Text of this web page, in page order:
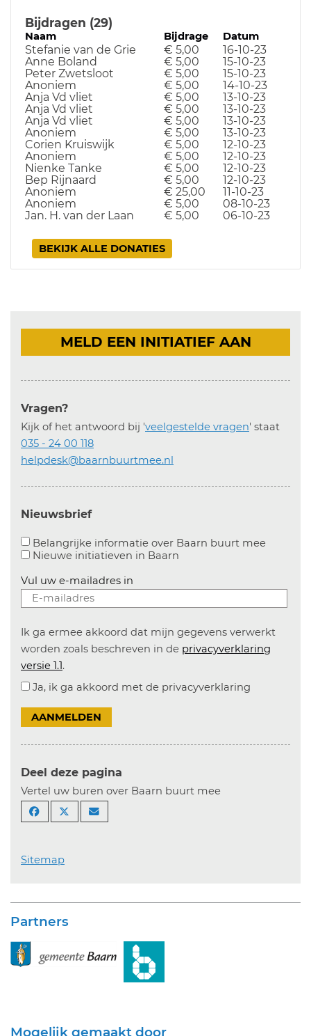
Bijdragen (29)
Naam Bijdrage Datum
Stefanie van de Grie € 5,00
16-10-23
Anne Boland
€ 5,00
15-10-23
Peter Zwetsloot
€ 5,00
15-10-23
Anoniem
€ 5,00
14-10-23
Anja Vd vliet
€ 5,00
13-10-23
Anja Vd vliet
€ 5,00
13-10-23
Anja Vd vliet
€ 5,00
13-10-23
Anoniem
€ 5,00
13-10-23
Corien Kruiswijk
€ 5,00
12-10-23
Anoniem
€ 5,00
12-10-23
Nienke Tanke
€ 5,00
12-10-23
Bep Rijnaard
€ 5,00
12-10-23
Anoniem
€ 25,00
11-10-23
Anoniem
€ 5,00
08-10-23
Jan. H. van der Laan
€ 5,00 06-10-23
BEKIJK ALLE DONATIES
MELD EEN INITIATIEF AAN
Vragen?
Kijk of het antwoord bij 'veelgestelde vragen' staat
035 - 24 00 118
helpdesk@baarnbuurtmee.nl
Nieuwsbrief
Belangrijke informatie over Baarn buurt mee
Nieuwe initiatieven in Baarn
Vul uw e-mailadres in
Ik ga ermee akkoord dat mijn gegevens verwerkt
worden zoals beschreven in de privacyverklaring
versie 1.1.
Ja, ik ga akkoord met de privacyverklaring
AANMELDEN
Deel deze pagina
Vertel uw buren over Baarn buurt mee
Sitemap
Partners
Mogelijk gemaakt door